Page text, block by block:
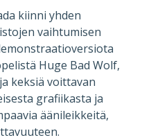
kiinni yhden
vaihtumisen
Huge Bad Wolf,
keksiä voittavan
grafiikasta ja
äänileikkeitä,